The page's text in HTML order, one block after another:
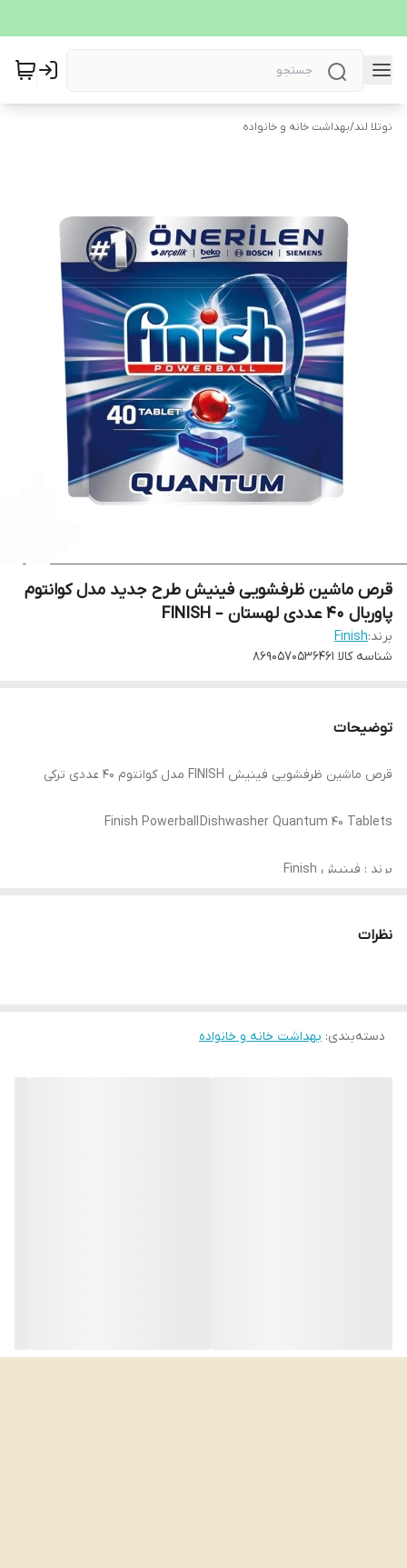
نوتلا لند/بهداشت خانه و خانواده
قرص ماشین ظرفشویی فینیش طرح جدید مدل کوانتوم
پاوربال 40 عددی لهستان – FINISH
برند:Finish
شناسه کالا 8690570536461
توضیحات
قرص ماشین ظرفشویی فینیش FINISH مدل کوانتوم 40 عددی ترکی
Finish PowerballDishwasher Quantum 40 Tablets
برند : فینیش Finish
نظرات
دسته‌بندی: بهداشت خانه و خانواده